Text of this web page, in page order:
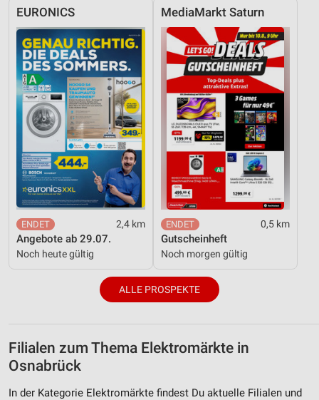
EURONICS
2,4 km
Angebote ab 29.07.
Noch heute gültig
MediaMarkt Saturn
0,5 km
Gutscheinheft
Noch morgen gültig
ALLE PROSPEKTE
Filialen zum Thema Elektromärkte in
Osnabrück
In der Kategorie Elektromärkte findest Du aktuelle Filialen und